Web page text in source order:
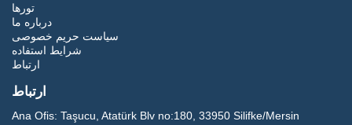
تورها
درباره ما
سیاست حریم خصوصی
شرایط استفاده
ارتباط
ارتباط
Ana Ofis: Taşucu, Atatürk Blv no:180, 33950 Silifke/Mersin